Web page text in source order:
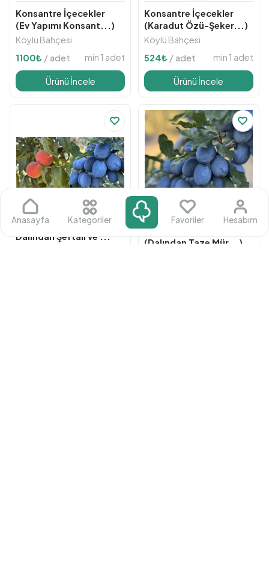
Konsantre İçecekler
(Ev Yapımı Konsant...)
Köylü Bahçesi
1100₺/ adet min 1 adet
Ürünü İncele
Konsantre İçecekler
(Karadut Özü-Şeker...)
Köylü Bahçesi
524₺/ adet min 1 adet
Ürünü İncele
Dalından Şeftali ve ...
Erik
(Dalından Taze Mür...)
Anasayfa Kategoriler Favoriler Hesabım